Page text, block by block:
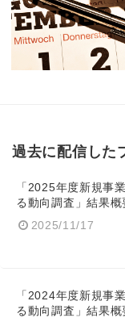
過去に配信した
「2025年度新規事
る動向調査」結果
2025/11/17
「2024年度新規事
る動向調査」結果概